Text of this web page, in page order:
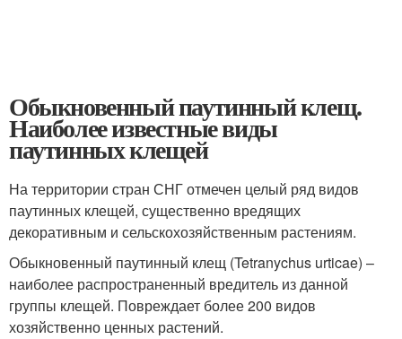
Обыкновенный паутинный клещ.
Наиболее известные виды
паутинных клещей
На территории стран СНГ отмечен целый ряд видов
паутинных клещей, существенно вредящих
декоративным и сельскохозяйственным растениям.
Обыкновенный паутинный клещ (Tetranychus urticae) –
наиболее распространенный вредитель из данной
группы клещей. Повреждает более 200 видов
хозяйственно ценных растений.